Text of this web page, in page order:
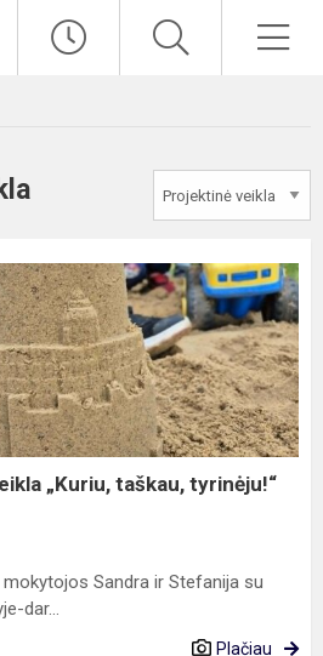
„Kuriu, taškau, tyrinėju!“
Sandra ir Stefanija su
dar...
Plačiau